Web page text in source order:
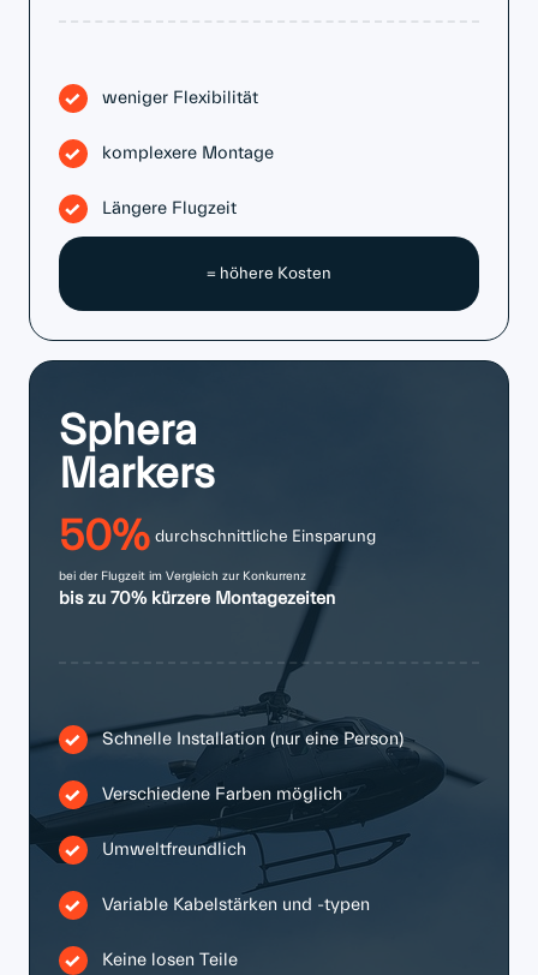
weniger Flexibilität
komplexere Montage
Längere Flugzeit
= höhere Kosten
Sphera
Markers
50% durchschnittliche Einsparung
bei der Flugzeit im Vergleich zur Konkurrenz
bis zu 70% kürzere Montagezeiten
Schnelle Installation (nur eine Person)
Verschiedene Farben möglich
Umweltfreundlich
Variable Kabelstärken und -typen
Keine losen Teile